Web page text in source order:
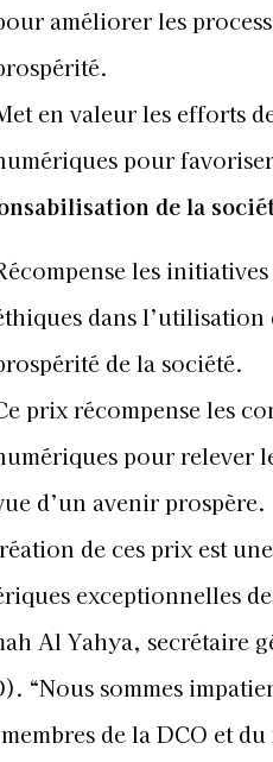
améliorer les
en valeur les efforts
pour
de la
les
dans
de la société.
prix récompense les
pour relever
d’un avenir prospère.
de ces prix est
exceptionnelles
Al Yahya, secrétaire
“Nous sommes
de la DCO et